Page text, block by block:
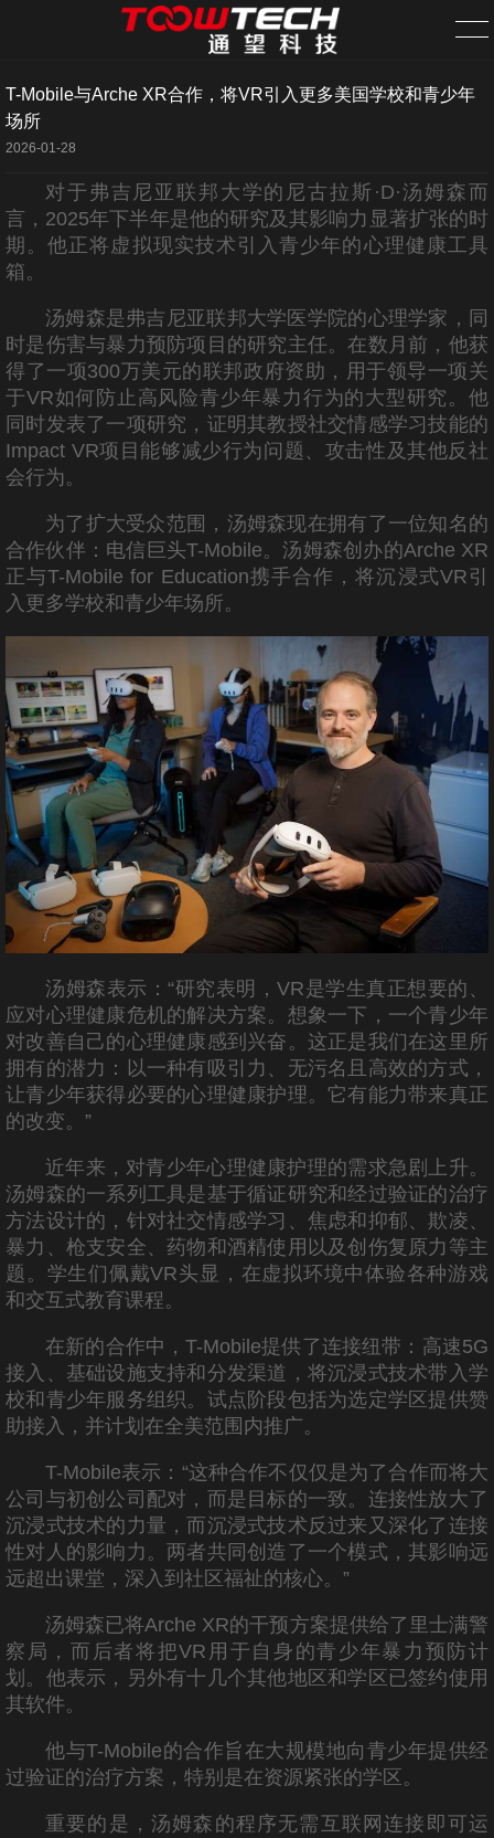
案例中心
旗下网站
需求发布
全国分站
T-Mobile与Arche XR合作，将VR引入更多美国学校和青少年
场所
2026-01-28
对于弗吉尼亚联邦大学的尼古拉斯·D·汤姆森而
言，2025年下半年是他的研究及其影响力显著扩张的时
期。他正将虚拟现实技术引入青少年的心理健康工具
箱。
汤姆森是弗吉尼亚联邦大学医学院的心理学家，同
时是伤害与暴力预防项目的研究主任。在数月前，他获
得了一项300万美元的联邦政府资助，用于领导一项关
于VR如何防止高风险青少年暴力行为的大型研究。他
同时发表了一项研究，证明其教授社交情感学习技能的
Impact VR项目能够减少行为问题、攻击性及其他反社
会行为。
为了扩大受众范围，汤姆森现在拥有了一位知名的
合作伙伴：电信巨头T-Mobile。汤姆森创办的Arche XR
正与T-Mobile for Education携手合作，将沉浸式VR引
入更多学校和青少年场所。
汤姆森表示：“研究表明，VR是学生真正想要的、
应对心理健康危机的解决方案。想象一下，一个青少年
对改善自己的心理健康感到兴奋。这正是我们在这里所
拥有的潜力：以一种有吸引力、无污名且高效的方式，
让青少年获得必要的心理健康护理。它有能力带来真正
的改变。”
近年来，对青少年心理健康护理的需求急剧上升。
汤姆森的一系列工具是基于循证研究和经过验证的治疗
方法设计的，针对社交情感学习、焦虑和抑郁、欺凌、
暴力、枪支安全、药物和酒精使用以及创伤复原力等主
题。学生们佩戴VR头显，在虚拟环境中体验各种游戏
和交互式教育课程。
在新的合作中，T-Mobile提供了连接纽带：高速5G
接入、基础设施支持和分发渠道，将沉浸式技术带入学
校和青少年服务组织。试点阶段包括为选定学区提供赞
助接入，并计划在全美范围内推广。
T-Mobile表示：“这种合作不仅仅是为了合作而将大
公司与初创公司配对，而是目标的一致。连接性放大了
沉浸式技术的力量，而沉浸式技术反过来又深化了连接
性对人的影响力。两者共同创造了一个模式，其影响远
远超出课堂，深入到社区福祉的核心。”
汤姆森已将Arche XR的干预方案提供给了里士满警
察局，而后者将把VR用于自身的青少年暴力预防计
划。他表示，另外有十几个其他地区和学区已签约使用
其软件。
他与T-Mobile的合作旨在大规模地向青少年提供经
过验证的治疗方案，特别是在资源紧张的学区。
重要的是，汤姆森的程序无需互联网连接即可运